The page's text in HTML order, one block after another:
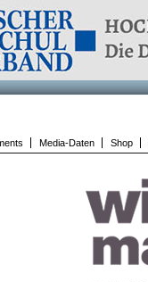
Media-Daten Shop